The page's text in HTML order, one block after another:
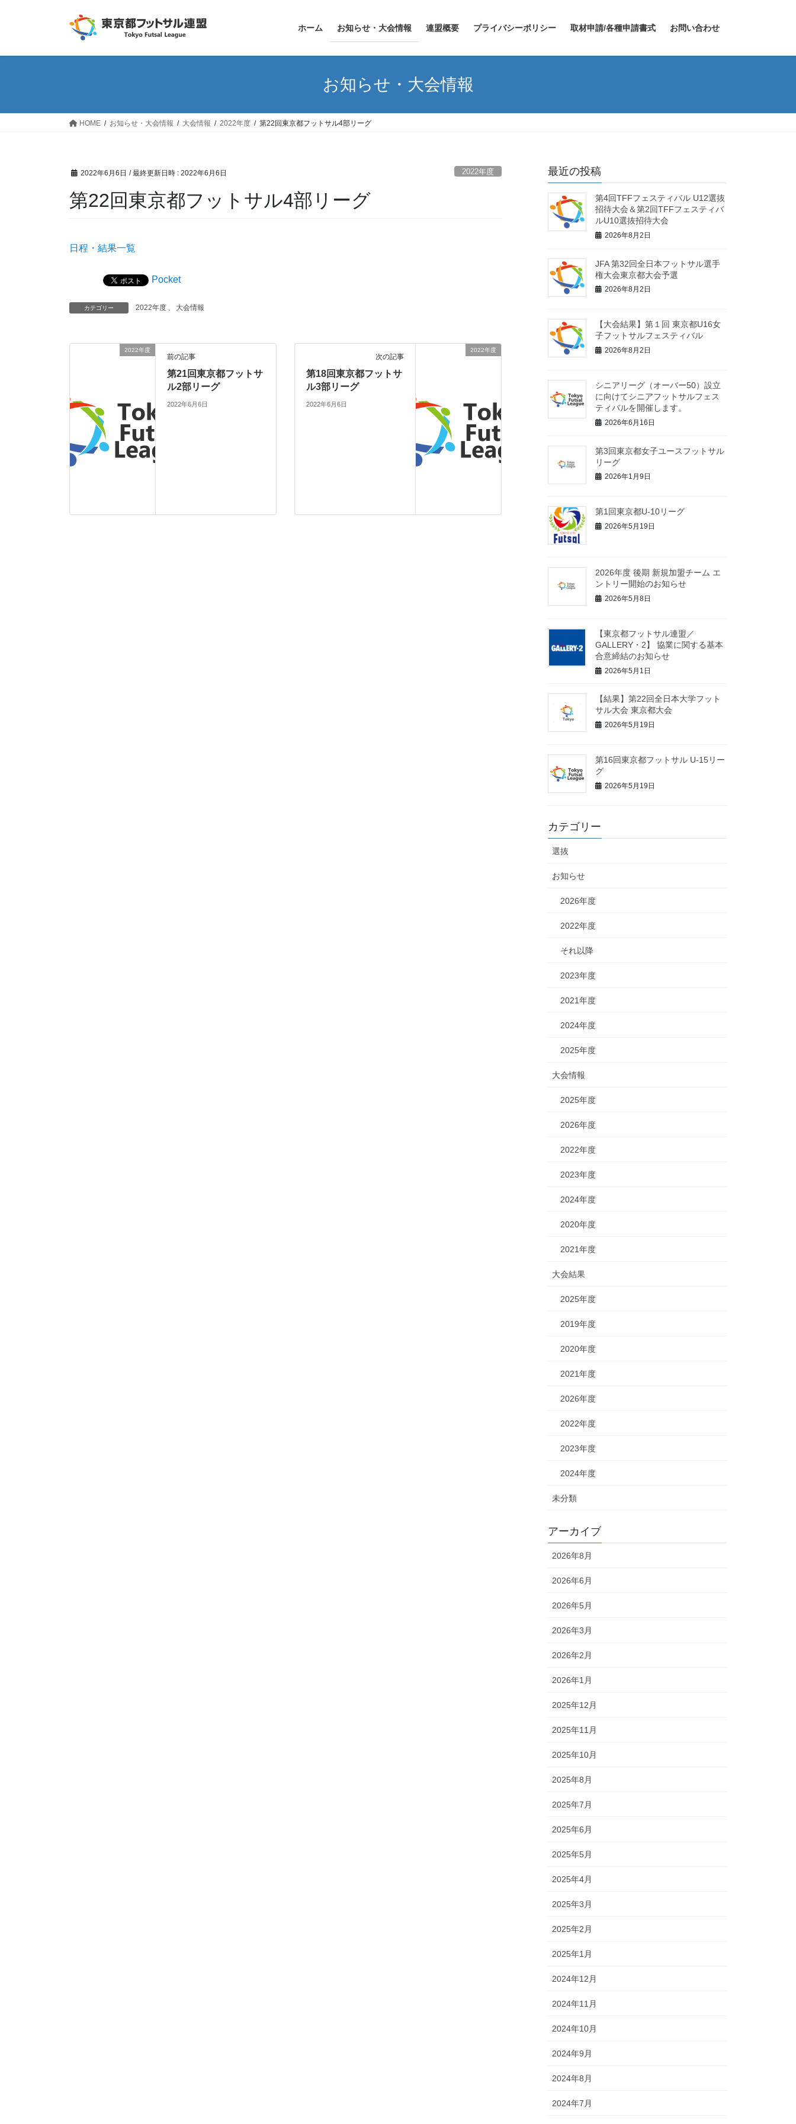
ホーム お知らせ・大会情報 連盟概要 プライバシーポリシー 取材申請/各種申請書式 お問い合わせ
お知らせ・大会情報
HOME お知らせ・大会情報 大会情報 2022年度 第22回東京都フットサル4部リーグ
2022年6月6日 / 最終更新日時 : 2022年6月6日 2022年度
第22回東京都フットサル4部リーグ
日程・結果一覧
Pocket
カテゴリー 2022年度 、 大会情報
2022年度
前の記事
第21回東京都フットサ
ル2部リーグ
2022年6月6日
2022年度
次の記事
第18回東京都フットサ
ル3部リーグ
2022年6月6日
最近の投稿
第4回TFFフェスティバル U12選抜
招待大会＆第2回TFFフェスティバ
ルU10選抜招待大会
2026年8月2日
JFA 第32回全日本フットサル選手
権大会東京都大会予選
2026年8月2日
【大会結果】第１回 東京都U16女
子フットサルフェスティバル
2026年8月2日
シニアリーグ（オーバー50）設立
に向けてシニアフットサルフェス
ティバルを開催します。
2026年6月16日
第3回東京都女子ユースフットサル
リーグ
2026年1月9日
第1回東京都U-10リーグ
2026年5月19日
2026年度 後期 新規加盟チーム エ
ントリー開始のお知らせ
2026年5月8日
【東京都フットサル連盟／
GALLERY・2】 協業に関する基本
合意締結のお知らせ
2026年5月1日
【結果】第22回全日本大学フット
サル大会 東京都大会
2026年5月19日
第16回東京都フットサル U-15リー
グ
2026年5月19日
カテゴリー
選抜
お知らせ
2026年度
2022年度
それ以降
2023年度
2021年度
2024年度
2025年度
大会情報
2025年度
2026年度
2022年度
2023年度
2024年度
2020年度
2021年度
大会結果
2025年度
2019年度
2020年度
2021年度
2026年度
2022年度
2023年度
2024年度
未分類
アーカイブ
2026年8月
2026年6月
2026年5月
2026年3月
2026年2月
2026年1月
2025年12月
2025年11月
2025年10月
2025年8月
2025年7月
2025年6月
2025年5月
2025年4月
2025年3月
2025年2月
2025年1月
2024年12月
2024年11月
2024年10月
2024年9月
2024年8月
2024年7月